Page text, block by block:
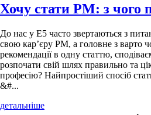
Хочу стати PM: з чого
До нас у Е5 часто звертаються з
свою кар’єру PM, а головне з варто
рекомендації в одну статтю,
розпочати свій шлях правильно та
професію? Найпростіший спосіб
&#...
детальніше